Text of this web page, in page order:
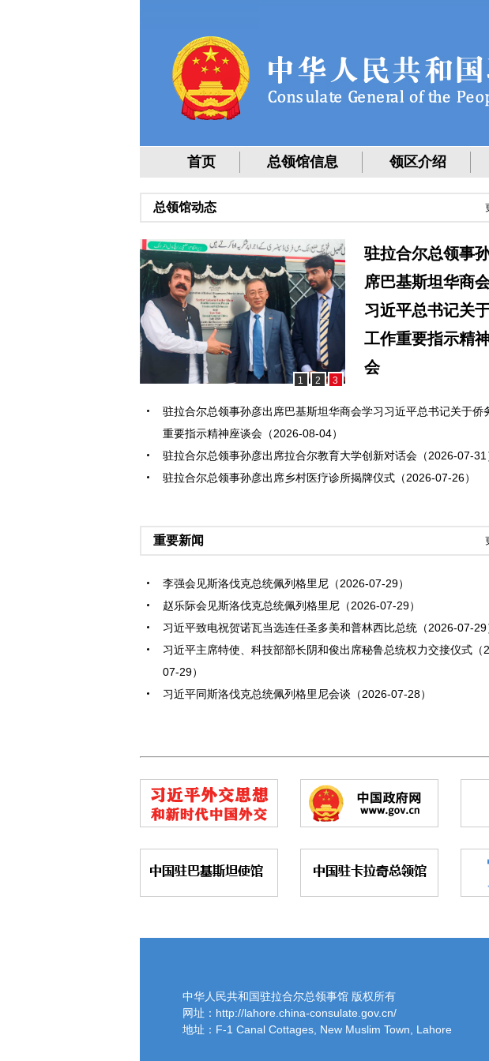
首页 总领馆信息 领区介绍
总领馆动态
1 2 3
驻拉合尔总领事
席巴基斯坦华商
习近平总书记关
工作重要指示精
会
驻拉合尔总领事孙彦出席巴基斯坦华商会学习习近平总书记关于侨
重要指示精神座谈会（2026-08-04）
驻拉合尔总领事孙彦出席拉合尔教育大学创新对话会（2026-07-31
驻拉合尔总领事孙彦出席乡村医疗诊所揭牌仪式（2026-07-26）
重要新闻
李强会见斯洛伐克总统佩列格里尼（2026-07-29）
赵乐际会见斯洛伐克总统佩列格里尼（2026-07-29）
习近平致电祝贺诺瓦当选连任圣多美和普林西比总统（2026-07-29
习近平主席特使、科技部部长阴和俊出席秘鲁总统权力交接仪式（
07-29）
习近平同斯洛伐克总统佩列格里尼会谈（2026-07-28）
中华人民共和国驻拉合尔总领事馆 版权所有
网址：http://lahore.china-consulate.gov.cn/
地址：F-1 Canal Cottages, New Muslim Town, Lahore